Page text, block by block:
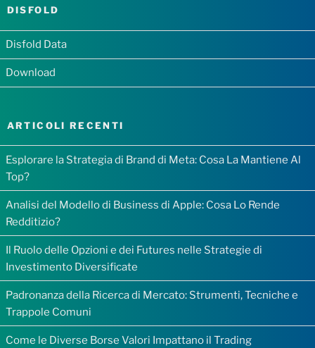
DISFOLD
Disfold Data
Download
ARTICOLI RECENTI
Esplorare la Strategia di Brand di Meta: Cosa La Mantiene Al
Top?
Analisi del Modello di Business di Apple: Cosa Lo Rende
Redditizio?
Il Ruolo delle Opzioni e dei Futures nelle Strategie di
Investimento Diversificate
Padronanza della Ricerca di Mercato: Strumenti, Tecniche e
Trappole Comuni
Come le Diverse Borse Valori Impattano il Trading